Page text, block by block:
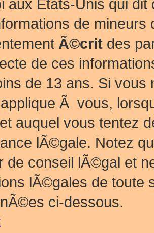
aux Etats-Unis qui
de mineurs
Ã©crit des
de ces
de 13 ans. Si
Ã vous,
auquel vous tentez
lÃ©gale. Notez
de conseil lÃ©gal et
lÃ©gales de
ci-dessous.